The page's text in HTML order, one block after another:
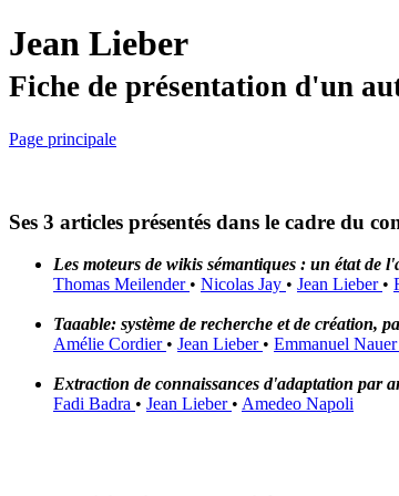
Jean Lieber
Fiche de présentation d'un
Page principale
Ses 3 articles présentés dans le cadre du
Les moteurs de wikis sémantiques : un état de
Thomas Meilender • Nicolas Jay • Jean Lieber •
Taaable: système de recherche et de création,
Amélie Cordier • Jean Lieber • Emmanuel Nauer
Extraction de connaissances d'adaptation par
Fadi Badra • Jean Lieber • Amedeo Napoli